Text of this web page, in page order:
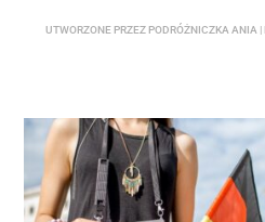
UTWORZONE PRZEZ PODRÓŻNICZKA ANIA